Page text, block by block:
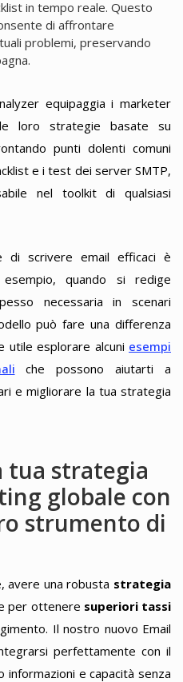
in tempo reale. Questo
di affrontare
problemi, preservando
equipaggia i marketer
loro strategie basate su
punti dolenti comuni
e i test dei server SMTP,
nel toolkit di qualsiasi
di scrivere email efficaci è
quando si redige
necessaria in scenari
può fare una differenza
utile esplorare alcuni esempi
che possono aiutarti a
e migliorare la tua strategia
tua strategia
globale con
strumento di
avere una robusta strategia
per ottenere superiori tassi
Il nostro nuovo Email
perfettamente con il
e capacità senza